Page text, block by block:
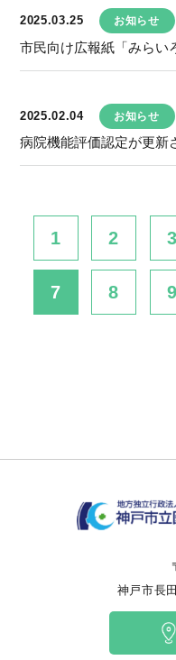
2025.03.25 お知らせ
市民向け広報紙「みらい
2025.02.04 お知らせ
病院機能評価認定が更新
1 2 3
7 8 9
神戸市長